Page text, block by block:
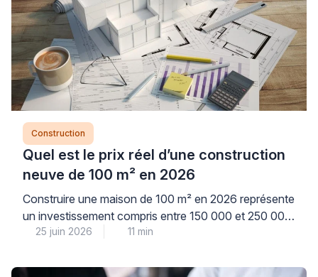
Construction
Quel est le prix réel d’une construction
neuve de 100 m² en 2026
Construire une maison de 100 m² en 2026 représente
un investissement compris entre 150 000 et 250 000
€, selon le type de construction et les finitions
d’aménagement. Cette fourchette large s’explique par
25 juin 2026 11 min